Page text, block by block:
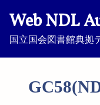
Web NDL
国立国会図書館典拠